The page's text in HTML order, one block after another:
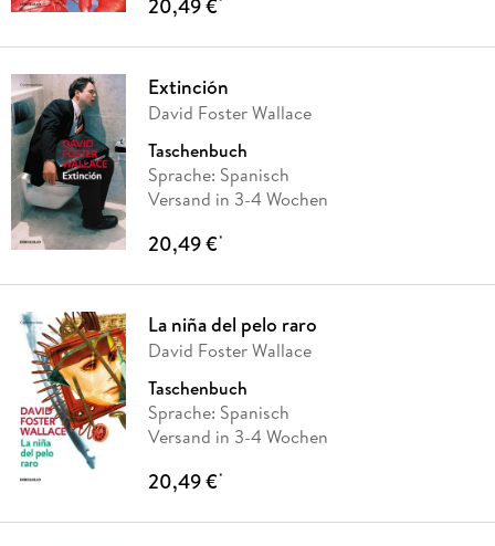
20,49 €
Extinción
David Foster Wallace
Taschenbuch
Sprache: Spanisch
Versand in 3-4 Wochen
20,49 €*
La niña del pelo raro
David Foster Wallace
Taschenbuch
Sprache: Spanisch
Versand in 3-4 Wochen
20,49 €*